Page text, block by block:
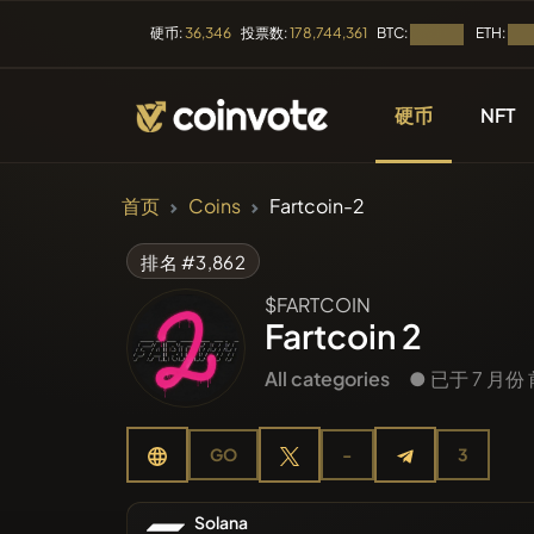
硬币:36,346 投票数:178,744,361 BTC: ETH:
硬币
趋势
预售
NFT
首页 Coins Fartcoin-2
排名 #3,862
$FARTCOIN
Fartcoin 2
All categories ● 已于 7 月份
GO - 3
Solana